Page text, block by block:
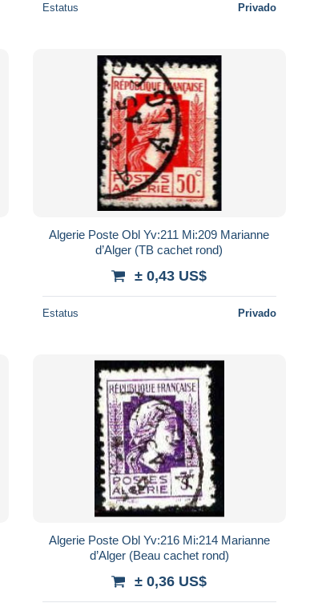
Estatus Privado
Algerie Poste Obl Yv:211 Mi:209 Marianne
d’Alger (TB cachet rond)
± 0,43 US$
Estatus Privado
Algerie Poste Obl Yv:216 Mi:214 Marianne
d’Alger (Beau cachet rond)
± 0,36 US$